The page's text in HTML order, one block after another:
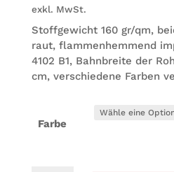
exkl. MwSt.
Stoff­ge­wicht 160 gr/qm,
raut, flam­men­hem­mend
4102 B1, Bahn­breite der
cm, ver­schie­dene Far­ben
Farbe